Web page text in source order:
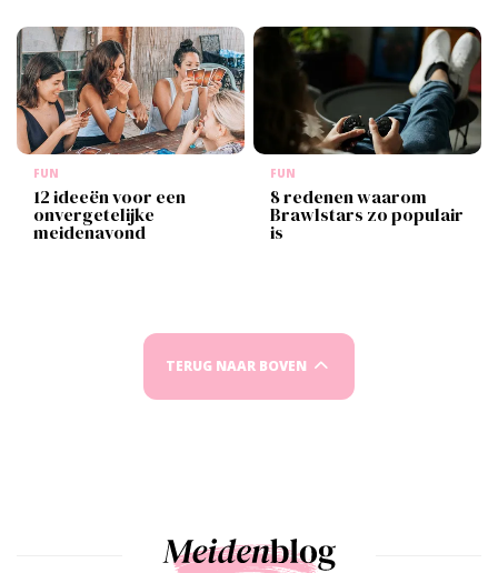
FUN
12 ideeën voor een
onvergetelijke
meidenavond
FUN
8 redenen waarom
Brawlstars zo populair
is
TERUG NAAR BOVEN